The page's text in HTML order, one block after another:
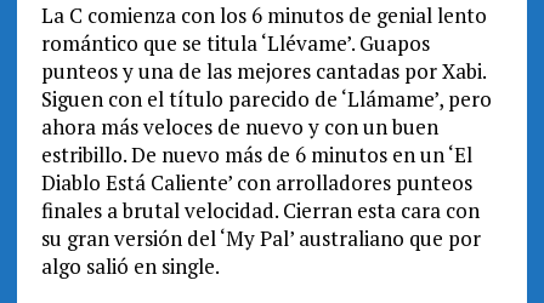
La C comienza con los 6 minutos de genial lento
romántico que se titula ‘Llévame’. Guapos
punteos y una de las mejores cantadas por Xabi.
Siguen con el título parecido de ‘Llámame’, pero
ahora más veloces de nuevo y con un buen
estribillo. De nuevo más de 6 minutos en un ‘El
Diablo Está Caliente’ con arrolladores punteos
finales a brutal velocidad. Cierran esta cara con
su gran versión del ‘My Pal’ australiano que por
algo salió en single.